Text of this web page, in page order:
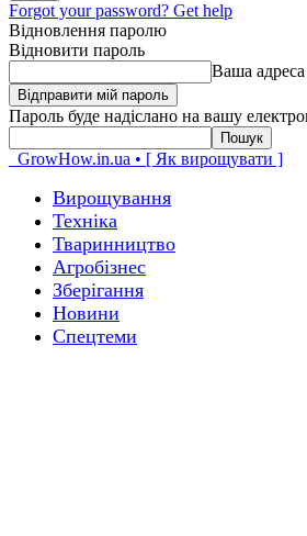
Forgot your password? Get help
Відновлення паролю
Відновити пароль
Ваша
Пароль буде надіслано на вашу
GrowHow.in.ua • [ Як вирощувати ]
Вирощування
Техніка
Тваринництво
Агробізнес
Зберігання
Новини
Спецтеми